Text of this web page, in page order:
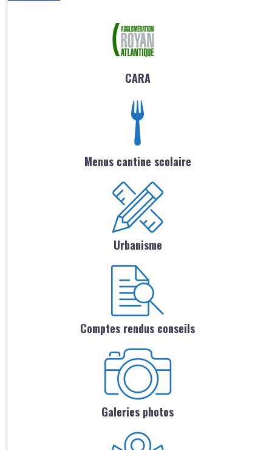
CARA
Menus cantine scolaire
Urbanisme
Comptes rendus conseils
Galeries photos